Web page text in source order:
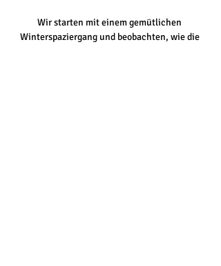
Wir starten mit einem gemütlichen
Winterspaziergang und beobachten, wie die